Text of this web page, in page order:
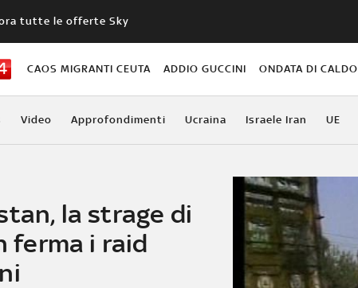
tutte le offerte Sky
CAOS MIGRANTI CEUTA ADDIO GUCCINI ONDATA DI CALDO
Video Approfondimenti Ucraina Israele Iran UE
la strage di
ferma i raid